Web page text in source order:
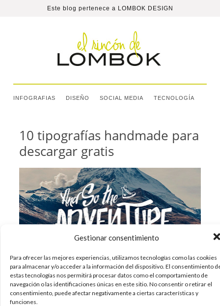
Gestionar consentimiento
Para ofrecer las mejores experiencias, utilizamos tecnologías como las cookies
para almacenar y/o acceder a la información del dispositivo. El consentimiento
estas tecnologías nos permitirá procesar datos como el comportamiento de
navegación o las identificaciones únicas en este sitio. No consentir o retirar el
consentimiento, puede afectar negativamente a ciertas características y
funciones.
Este blog pertenece a LOMBOK DESIGN
INFOGRAFIAS DISEÑO SOCIAL MEDIA TECNOLOGÍA
10 tipografías handmade para
descargar gratis
Ya sabemos que las tipografías son muy
importantes para los diseñadores. Y es que
cuanto más diversidad de fuentes tengan, mejor.